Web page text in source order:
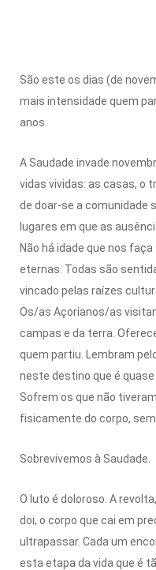
São este os dias (de
mais intensidade quem
anos.
A Saudade invade
vidas vividas: as casas, o
de doar-se a comunidade
lugares em que as
Não há idade que nos
eternas. Todas são
vincado pelas raízes
Os/as Açorianos/as
campas e da terra.
quem partiu. Lembram
neste destino que é
Sofrem os que não
fisicamente do corpo,
Sobrevivemos à Saudade.
O luto é doloroso. A
doi, o corpo que cai em
ultrapassar. Cada um
esta etapa da vida que é